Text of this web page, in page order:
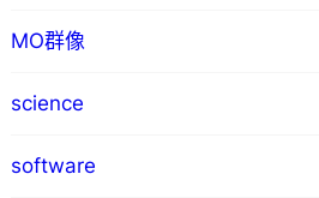
MO群像
science
software